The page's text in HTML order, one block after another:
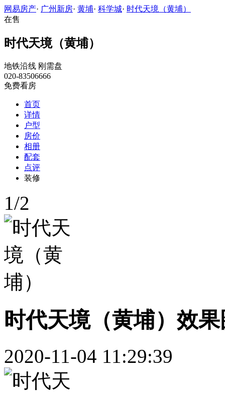
网易房产· 广州新房· 黄埔· 科学城· 时代天境（黄埔）
在售
时代天境（黄埔）
地铁沿线 刚需盘
020-83506666
免费看房
首页
详情
户型
房价
相册
配套
点评
装修
1/2
时代天境（黄埔）效
2020-11-04 11:29:39